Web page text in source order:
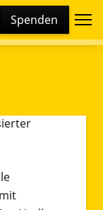
Spenden
und
und